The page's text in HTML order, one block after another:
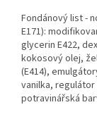
Fondánový list -
E171):
glycerin E422,
kokosový olej,
(E414),
vanilka, regulátor
potravinářská